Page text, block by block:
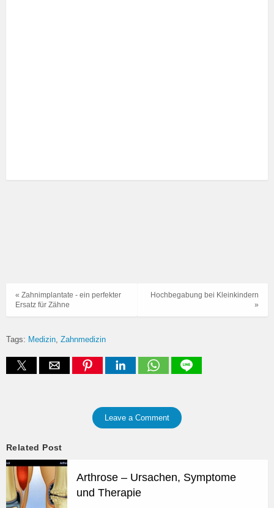
Hochbegabung bei Kleinkindern
»
« Zahnimplantate - ein perfekter
Ersatz für Zähne
Tags: Medizin Zahnmedizin
Leave a Comment
Related Post
Arthrose – Ursachen, Symptome
und Therapie